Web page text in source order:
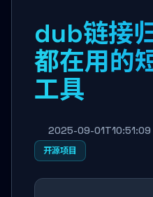
dub链接
都在用的
工具
2025-09-01T10:51:09
开源项目